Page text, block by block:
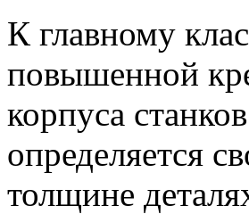
К главному
повышенной
корпуса
определяется
толщине